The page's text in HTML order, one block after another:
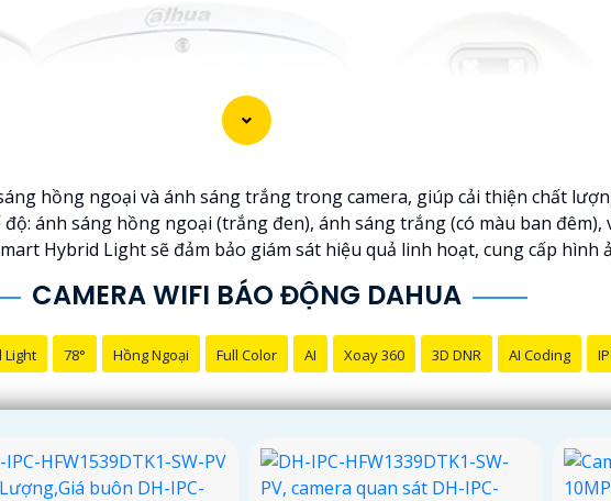
hồng ngoại và ánh sáng trắng trong camera, giúp cải thiện chất
ánh sáng hồng ngoại (trắng đen), ánh sáng trắng (có màu ban
Hybrid Light sẽ đảm bảo giám sát hiệu quả linh hoạt, cung cấp hình
CAMERA WIFI BÁO ĐỘNG DAHUA
Light 78° Hồng Ngoại Full Color AI Xoay 360 3D DNR AI Coding